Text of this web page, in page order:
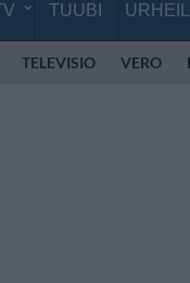
TUUBI
TELEVISIO VERO